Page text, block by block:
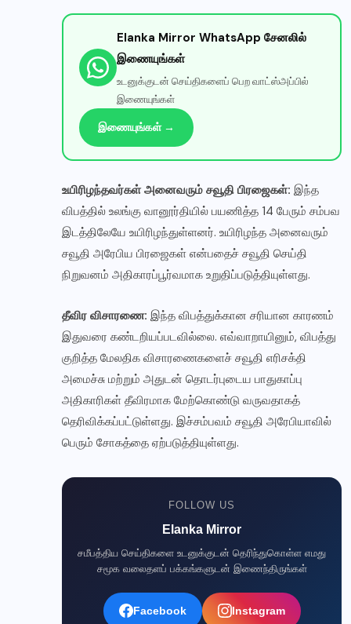
Elanka Mirror WhatsApp சேனலில்
இணையுங்கள்
உடனுக்குடன் செய்திகளைப் பெற வாட்ஸ்அப்பில்
இணையுங்கள்
இணையுங்கள் →
உயிரிழந்தவர்கள் அனைவரும் சவூதி பிரஜைகள்: இந்த
விபத்தில் உலங்கு வானூர்தியில் பயணித்த 14 பேரும் சம்பவ
இடத்திலேயே உயிரிழந்துள்ளனர். உயிரிழந்த அனைவரும்
சவூதி அரேபிய பிரஜைகள் என்பதைச் சவூதி செய்தி
நிறுவனம் அதிகாரப்பூர்வமாக உறுதிப்படுத்தியுள்ளது.
தீவிர விசாரணை: இந்த விபத்துக்கான சரியான காரணம்
இதுவரை கண்டறியப்படவில்லை. எவ்வாறாயினும், விபத்து
குறித்த மேலதிக விசாரணைகளைச் சவூதி எரிசக்தி
அமைச்சு மற்றும் அதுடன் தொடர்புடைய பாதுகாப்பு
அதிகாரிகள் தீவிரமாக மேற்கொண்டு வருவதாகத்
தெரிவிக்கப்பட்டுள்ளது. இச்சம்பவம் சவூதி அரேபியாவில்
பெரும் சோகத்தை ஏற்படுத்தியுள்ளது.
FOLLOW US
Elanka Mirror
சமீபத்திய செய்திகளை உடனுக்குடன் தெரிந்துகொள்ள எமது
சமூக வலைதளப் பக்கங்களுடன் இணைந்திருங்கள்
Facebook Instagram
Elanka Mirror WhatsApp சேனல்
உடனுக்குடன் செய்திகளைப் பெற எங்கள் WhatsApp
சேனலில் இணையுங்கள்!
பிறகு பார்க்கிறேன்